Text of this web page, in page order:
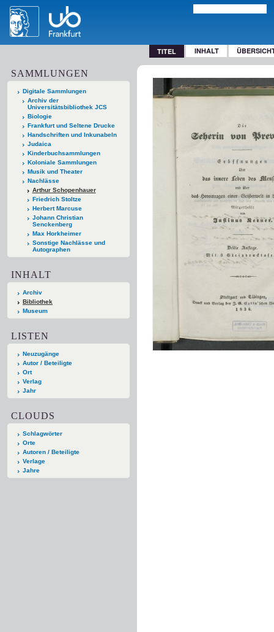
TITEL INHALT
SAMMLUNGEN
Digitale Sammlungen
Archiv der
Universitätsbibliothek JCS
Biologie
Frankfurt und Seltene Drucke
Handschriften und Inkunabeln
Judaica
Kinderbuchsammlungen
Koloniale Sammlungen
Musik und Theater
Nachlässe
Arthur Schopenhauer
Friedrich Stoltze
Herbert Marcuse
Johann Christian
Senckenberg
Max Horkheimer
Sonstige Nachlässe und
Autographen
INHALT
Archiv
Bibliothek
Museum
LISTEN
Neuzugänge
Autor / Beteiligte
Ort
Verlag
Jahr
CLOUDS
Schlagwörter
Orte
Autoren / Beteiligte
Verlage
Jahre